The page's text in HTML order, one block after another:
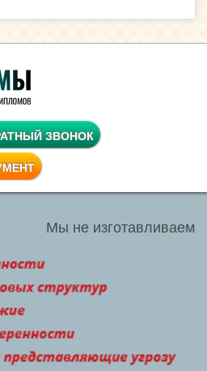
ЗВОНОК
Мы не изготавливаем